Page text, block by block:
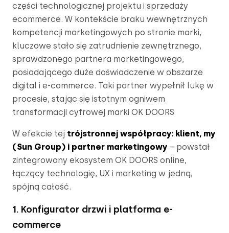
części technologicznej projektu i sprzedaży
ecommerce. W kontekście braku wewnętrznych
kompetencji marketingowych po stronie marki,
kluczowe stało się zatrudnienie zewnętrznego,
sprawdzonego partnera marketingowego,
posiadającego duże doświadczenie w obszarze
digital i e-commerce. Taki partner wypełnił lukę w
procesie, stając się istotnym ogniwem
transformacji cyfrowej marki OK DOORS
W efekcie tej trójstronnej współpracy: klient, my
(Sun Group) i partner marketingowy – powstał
zintegrowany ekosystem OK DOORS online,
łączący technologię, UX i marketing w jedną,
spójną całość.
1. Konfigurator drzwi i platforma e-
commerce